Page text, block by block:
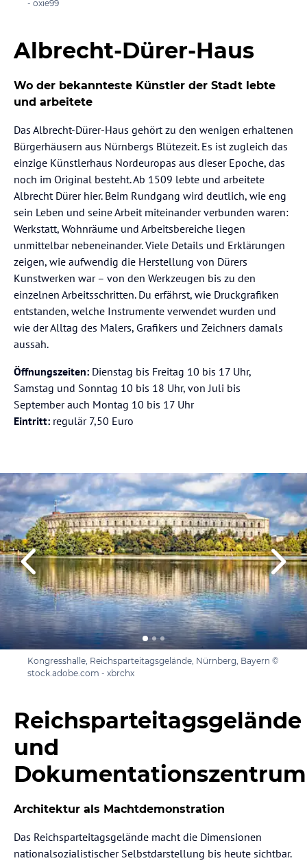
- oxie99
Albrecht-Dürer-Haus
Wo der bekannteste Künstler der Stadt lebte
und arbeitete
Das Albrecht-Dürer-Haus gehört zu den wenigen erhaltenen
Bürgerhäusern aus Nürnbergs Blütezeit. Es ist zugleich das
einzige Künstlerhaus Nordeuropas aus dieser Epoche, das
noch im Original besteht. Ab 1509 lebte und arbeitete
Albrecht Dürer hier. Beim Rundgang wird deutlich, wie eng
sein Leben und seine Arbeit miteinander verbunden waren:
Werkstatt, Wohnräume und Arbeitsbereiche liegen
unmittelbar nebeneinander. Viele Details und Erklärungen
zeigen, wie aufwendig die Herstellung von Dürers
Kunstwerken war – von den Werkzeugen bis zu den
einzelnen Arbeitsschritten. Du erfährst, wie Druckgrafiken
entstanden, welche Instrumente verwendet wurden und
wie der Alltag des Malers, Grafikers und Zeichners damals
aussah.
Öffnungszeiten: Dienstag bis Freitag 10 bis 17 Uhr,
Samstag und Sonntag 10 bis 18 Uhr, von Juli bis
September auch Montag 10 bis 17 Uhr
Eintritt: regulär 7,50 Euro
Kongresshalle, Reichsparteitagsgelände, Nürnberg, Bayern ©
stock.adobe.com - xbrchx
Reichsparteitagsgelände
und
Dokumentationszentrum
Architektur als Machtdemonstration
Das Reichsparteitagsgelände macht die Dimensionen
nationalsozialistischer Selbstdarstellung bis heute sichtbar.